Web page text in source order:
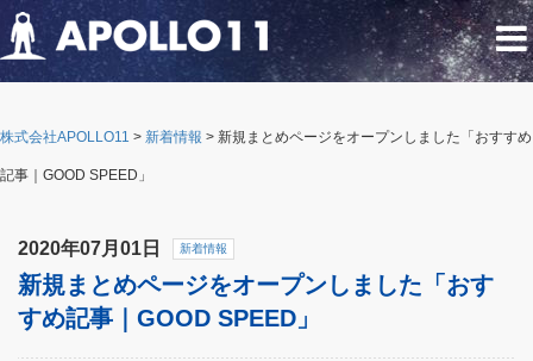
株式会社APOLLO11 > 新着情報 > 新規まとめページをオープンしました「おすすめ
記事｜GOOD SPEED」
2020年07月01日 新着情報
新規まとめページをオープンしました「おす
すめ記事｜GOOD SPEED」